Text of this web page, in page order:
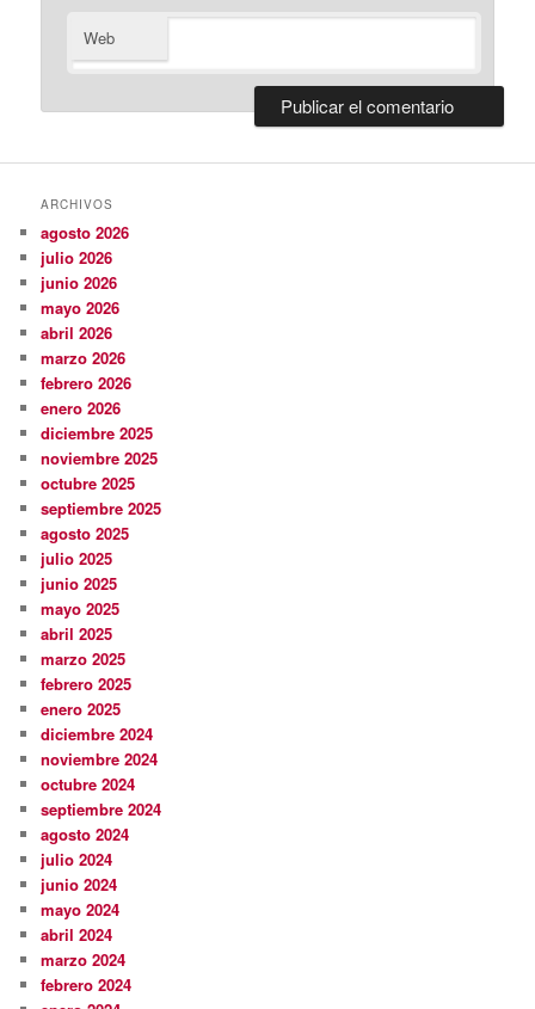
Web
ARCHIVOS
agosto 2026
julio 2026
junio 2026
mayo 2026
abril 2026
marzo 2026
febrero 2026
enero 2026
diciembre 2025
noviembre 2025
octubre 2025
septiembre 2025
agosto 2025
julio 2025
junio 2025
mayo 2025
abril 2025
marzo 2025
febrero 2025
enero 2025
diciembre 2024
noviembre 2024
octubre 2024
septiembre 2024
agosto 2024
julio 2024
junio 2024
mayo 2024
abril 2024
marzo 2024
febrero 2024